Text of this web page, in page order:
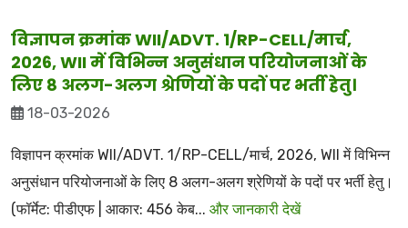
विज्ञापन क्रमांक WII/ADVT. 1/RP-CELL/मार्च,
2026, WII में विभिन्न अनुसंधान परियोजनाओं के
लिए 8 अलग-अलग श्रेणियों के पदों पर भर्ती हेतु।
18-03-2026
विज्ञापन क्रमांक WII/ADVT. 1/RP-CELL/मार्च, 2026, WII में विभिन्न
अनुसंधान परियोजनाओं के लिए 8 अलग-अलग श्रेणियों के पदों पर भर्ती हेतु।
(फॉर्मेट: पीडीएफ | आकार: 456 केब... और जानकारी देखें